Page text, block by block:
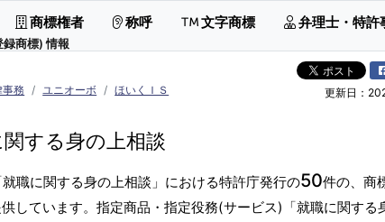
録商標) 情報
商標権者 称呼 文字商標 弁理士・特許
務 ユニオーボ
ほいくＩＳ
更新日：
する身の上相談
職に関する身の上相談」における特許庁発行の50件の、商
しています。指定商品・指定役務(サービス)「就職に関する